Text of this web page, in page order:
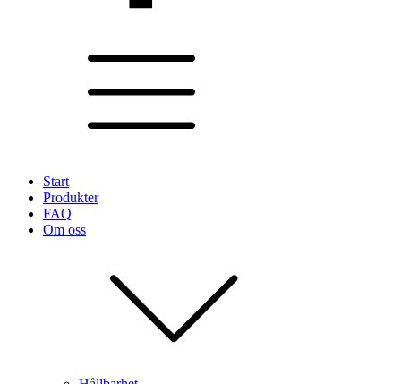
Start
Produkter
FAQ
Om oss